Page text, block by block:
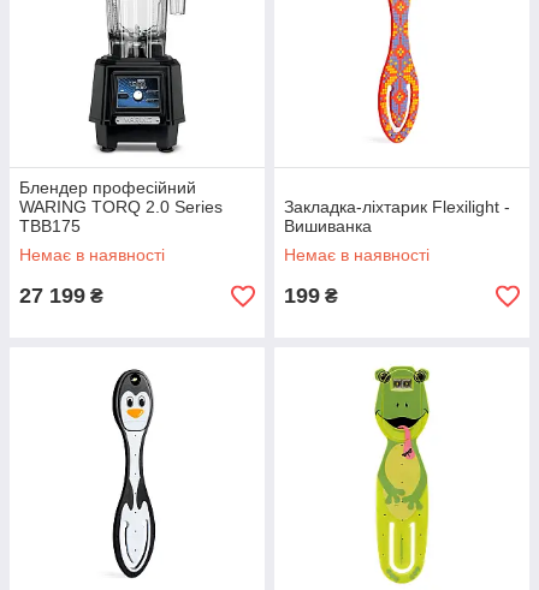
Блендер професійний
WARING TORQ 2.0 Series
TBB175
Немає в наявності
27 199 ₴
Закладка-ліхтарик Flexilight -
Вишиванка
Немає в наявності
199 ₴